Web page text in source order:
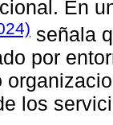
En
señala
por
los